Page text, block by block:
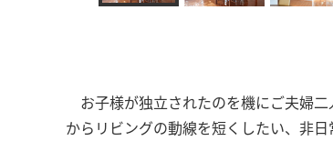
お子様が独立されたのを機にご夫婦
からリビングの動線を短くしたい、非